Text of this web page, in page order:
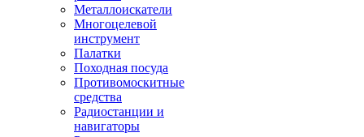
Металлоискатели
Многоцелевой
инструмент
Палатки
Походная посуда
Противомоскитные
средства
Радиостанции и
навигаторы